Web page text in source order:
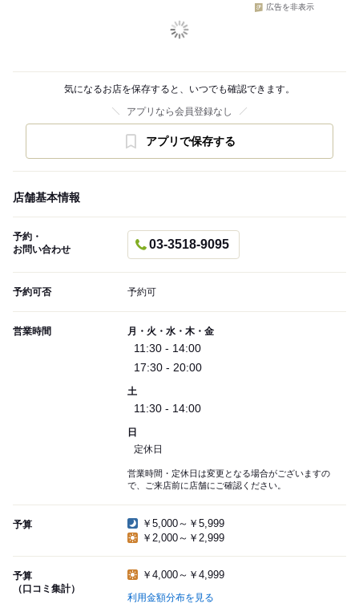
広告を非表示
気になるお店を保存すると、いつでも確認できます。
アプリなら会員登録なし
アプリで保存する
店舗基本情報
予約・
お問い合わせ
03-3518-9095
予約可否 予約可
営業時間 月・火・水・木・金
11:30 - 14:00
17:30 - 20:00
土
11:30 - 14:00
日
定休日
営業時間・定休日は変更となる場合がございますの
で、ご来店前に店舗にご確認ください。
予算
￥5,000～￥5,999
￥2,000～￥2,999
予算
（口コミ集計）
￥4,000～￥4,999
利用金額分布を見る